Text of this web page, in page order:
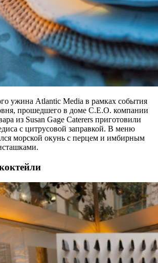
ужина Atlantic Media в рамках события
прошедшего в доме C.E.O. компании
из Susan Gage Caterers приготовили
с цитрусовой заправкой. В меню
морской окунь с перцем и имбирным